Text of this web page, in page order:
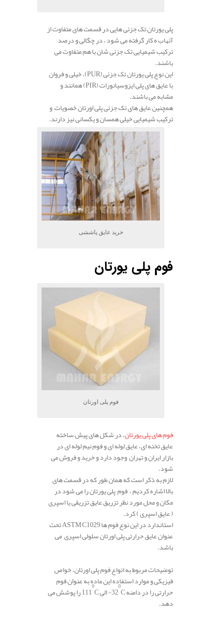
پلی یورتان تک جزئی هایی در قسمت های متفاوت از
آنهاب ه کار گرفته می شود ، در چگالی و درصد
ترکیب شیمیایی تک جزئی شان با هم متفاوت می
باشند.
این نوع پلی یورتان تک جزئی(PUR)، خیلی و فروان
با عایق های پلی ایزوسیانورات(PIR)همانند و
مشابه می باشند.
همچنین عایق های تک جزئی پلی اورتان خصویات و
ترکیب شیمیایی خیلی همسان و یکسانی نیز دارند.
خرید عایق پاششی
فوم پلی یورتان
فوم پلی اورتان
فوم های پلی یورتان، در شکل های پیش ساخته
عایق تخته ای، عایق لوله ای و فوم نیم لوله ای در
بازار ایران و تهران وجود دارد و خرید و فروش می
شود.
لازم به ذکر است که همان طور که در قسمت های
بالا اشاره کردیم ، فوم پلی یورتان را می شود در
مکان و محل مورد نظر تزریق عایق تزریقی یا اسپری
( عایق اسپری ) کرد.
استاندارد در این نوع فوم هاASTM C1029تحت
عنوان عایق حرارتی پلی اورتان سلولی اسپری می
باشد.
توضیحات مربوط به انواع فوم پلی اورتان، خواص
فیزیکی و موارد استفاده این ماده به عنوان فوم
حرارتی را در دامنه
-320C الی 1110C
را پوشش می
دهد.